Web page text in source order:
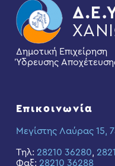
Δημοτική Επιχείρηση
Ύδρευσης
Επικοινωνία
Μεγίστης Λαύρας 15,
Τηλ: 28210 36280,
Φαξ: 28210 36288